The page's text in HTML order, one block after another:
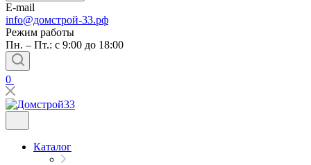
E-mail
info@домстрой-33.рф
Режим работы
Пн. – Пт.: с 9:00 до 18:00
0
Каталог